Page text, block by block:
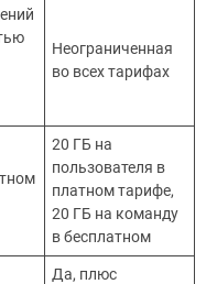
Неограниченная
во всех тарифах
20 ГБ на
пользователя в
платном тарифе,
20 ГБ на команду
в бесплатном
Да, плюс